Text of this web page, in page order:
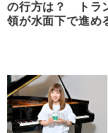
の行方は？ トラ
領が水面下で進め